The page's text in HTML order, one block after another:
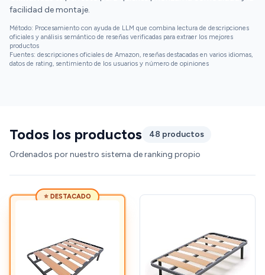
facilidad de montaje.
Método: Procesamiento con ayuda de LLM que combina lectura de descripciones
oficiales y análisis semántico de reseñas verificadas para extraer los mejores
productos
Fuentes: descripciones oficiales de Amazon, reseñas destacadas en varios idiomas,
datos de rating, sentimiento de los usuarios y número de opiniones
Todos los productos
48 productos
Ordenados por nuestro sistema de ranking propio
⭐ DESTACADO